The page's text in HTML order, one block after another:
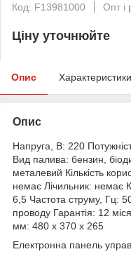
Код: F13981000
Опт і
Ціну уточнюйте
Опис Характеристики
Опис
Напруга, В: 220
Вид палива: бензин,
металевий Кількість
немає Лічильник: немає
6,5 Частота струму, Гц:
проводу Гарантія: 12
мм: 480 x 370 x 265
Електронна панель